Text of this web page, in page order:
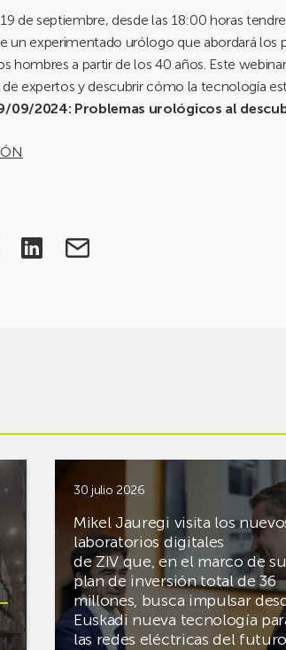
de septiembre, desde las 18:00 horas
un experimentado urólogo que abordará
hombres a partir de los 40 años. Este
expertos y descubrir cómo la tecnología
09/2024: Problemas urológicos al
30 julio 2026
Mikel Jauregi visita los
laboratorios digitales
de ZIV que, en el marco de su
plan de inversión total de 36
millones, busca impulsar
Euskadi nueva tecnología
las redes eléctricas del futuro